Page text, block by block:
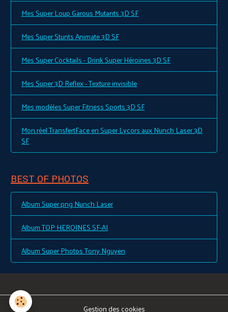
Mes Super Loup Garous Mutants 3D SF
Mes Super Stunts Animate 3D SF
Mes Super Cocktails - Drink Super Héroines 3D SF
Mes Super 3D Reflex - Texture invisible
Mes modèles Super Fitness Sports 3D SF
Mon réel TransfertFace en Super Lycors aux Nunch Laser 3D
SF
BEST OF PHOTOS
Album Super png Nunch Laser
Album TOP HEROINES SF-AI
Album Super Photos Tony Nguyen
Gestion des cookies